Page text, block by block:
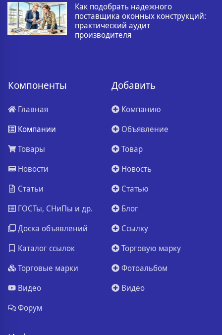
Как подобрать надежного
поставщика оконных конструкций:
практический аудит
производителя
Компоненты
Главная
Компании
Товары
Новости
Статьи
ГОСТы, СНиПы и др.
Доска объявлений
Каталог ссылок
Торговые марки
Видео
Форум
Добавить
Компанию
Объявление
Товар
Новость
Статью
Блог
Ссылку
Торговую марку
Фотоальбом
Видео